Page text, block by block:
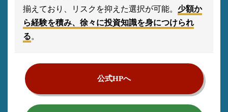
揃えており、リスクを抑えた選択が可能。 少額か
ら経験を積み、徐々に投資知識を身につけられ
る。
公式HPへ